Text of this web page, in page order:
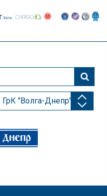
"Волга-Днепр"